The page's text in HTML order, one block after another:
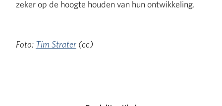
zeker op de hoogte houden van hun ontwikkeling.
Foto: Tim Strater (cc)